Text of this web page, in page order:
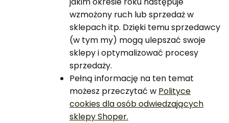
wzmożony ruch lub sprzedaż w
sklepach itp. Dzięki temu sprzedawcy
(w tym my) mogą ulepszać swoje
sklepy i optymalizować procesy
sprzedaży.
Pełną informację na ten temat
możesz przeczytać w Polityce
cookies dla osób odwiedzających
sklepy Shoper.